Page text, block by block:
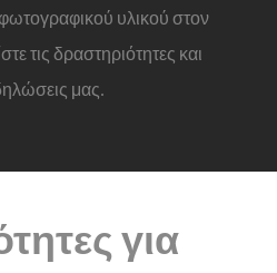
υλικού στον
τις δραστηριότητες και
μας.
για